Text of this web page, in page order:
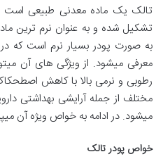
تالک یک ماده معدنی طبیعی است
تشکیل شده و به عنوان نرم ترین
به صورت پودر بسیار نرم است
معرفی میشود. از ویژگی های آن
رطوبی و نرمی بالا با کاهش
مختلف از جمله آرایشی بهداشتی
میشود. در ادامه به خواص ویژه آن
خواص پودر تالک